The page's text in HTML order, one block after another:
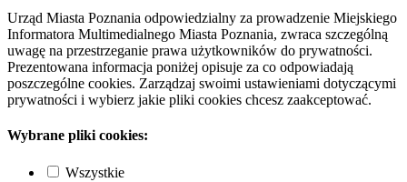
Urząd Miasta Poznania odpowiedzialny za prowadzenie Miejskiego
Informatora Multimedialnego Miasta Poznania, zwraca szczególną
uwagę na przestrzeganie prawa użytkowników do prywatności.
Prezentowana informacja poniżej opisuje za co odpowiadają
poszczególne cookies. Zarządzaj swoimi ustawieniami dotyczącymi
prywatności i wybierz jakie pliki cookies chcesz zaakceptować.
Wybrane pliki cookies:
Wszystkie